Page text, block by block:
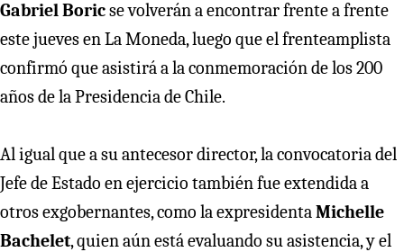
Gabriel Boricse volverán a encontrar frente a frente
este jueves en La Moneda, luego que el frenteamplista
confirmó que asistirá a la conmemoración de los 200
años de la Presidencia de Chile.
Al igual que a su antecesor director, la convocatoria del
Jefe de Estado en ejercicio también fue extendida a
otros exgobernantes, como la expresidentaMichelle
Bachelet, quien aún está evaluando su asistencia, y el